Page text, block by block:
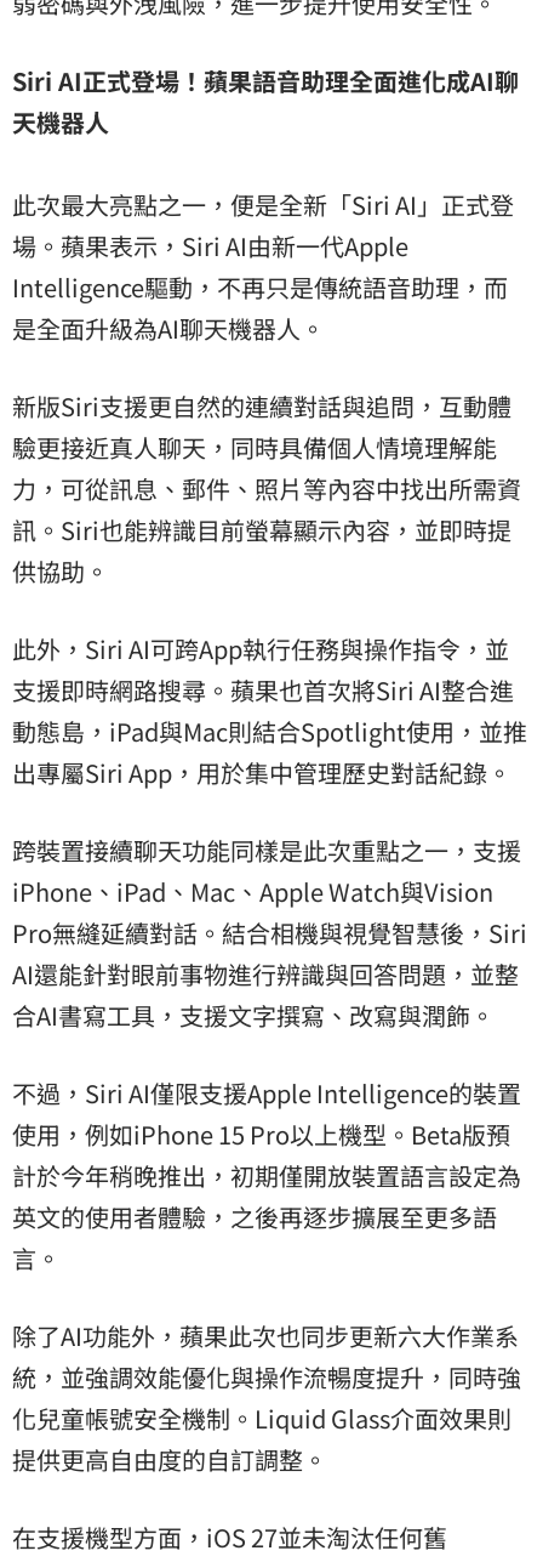
Siri AI正式登場！蘋果語音助理全面進化成AI聊
天機器人
此次最大亮點之一，便是全新「Siri AI」正式登
場。蘋果表示，Siri AI由新一代Apple
Intelligence驅動，不再只是傳統語音助理，而
是全面升級為AI聊天機器人。
新版Siri支援更自然的連續對話與追問，互動體
驗更接近真人聊天，同時具備個人情境理解能
力，可從訊息、郵件、照片等內容中找出所需資
訊。Siri也能辨識目前螢幕顯示內容，並即時提
供協助。
此外，Siri AI可跨App執行任務與操作指令，並
支援即時網路搜尋。蘋果也首次將Siri AI整合進
動態島，iPad與Mac則結合Spotlight使用，並推
出專屬Siri App，用於集中管理歷史對話紀錄。
跨裝置接續聊天功能同樣是此次重點之一，支援
iPhone、iPad、Mac、Apple Watch與Vision
Pro無縫延續對話。結合相機與視覺智慧後，Siri
AI還能針對眼前事物進行辨識與回答問題，並整
合AI書寫工具，支援文字撰寫、改寫與潤飾。
不過，Siri AI僅限支援Apple Intelligence的裝置
使用，例如iPhone 15 Pro以上機型。Beta版預
計於今年稍晚推出，初期僅開放裝置語言設定為
英文的使用者體驗，之後再逐步擴展至更多語
言。
除了AI功能外，蘋果此次也同步更新六大作業系
統，並強調效能優化與操作流暢度提升，同時強
化兒童帳號安全機制。Liquid Glass介面效果則
提供更高自由度的自訂調整。
在支援機型方面，iOS 27並未淘汰任何舊